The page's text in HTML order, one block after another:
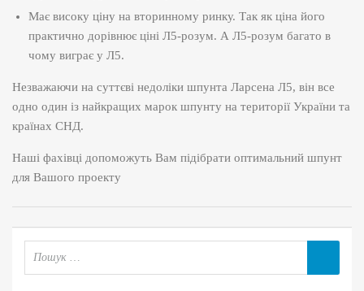
Має високу ціну на вторинному ринку. Так як ціна його
практично дорівнює ціні Л5-розум. А Л5-розум багато в
чому виграє у Л5.
Незважаючи на суттєві недоліки шпунта Ларсена Л5, він все
одно один із найкращих марок шпунту на території України та
країнах СНД.
Наші фахівці допоможуть Вам підібрати оптимальний шпунт
для Вашого проекту